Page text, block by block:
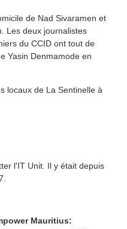
de Nad Sivaramen et
Les deux journalistes
du CCID ont tout de
Yasin Denmamode en
locaux de La Sentinelle à
l'IT Unit. Il y était depuis
Mauritius: